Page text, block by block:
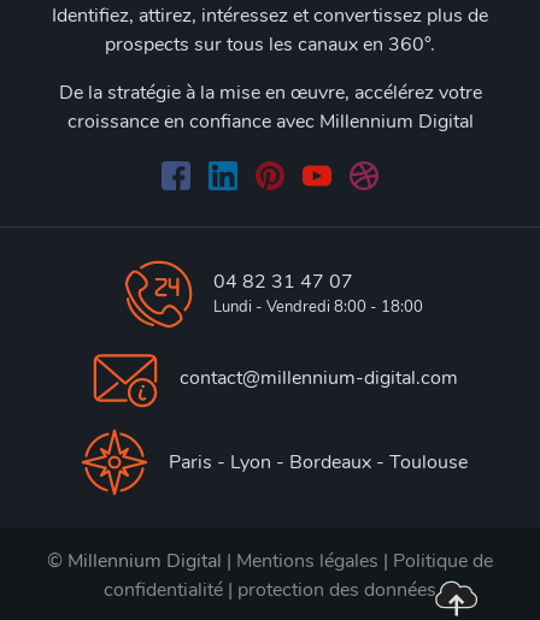
Identifiez, attirez, intéressez et convertissez plus de
prospects sur tous les canaux en 360°.
De la stratégie à la mise en œuvre, accélérez votre
croissance en confiance avec Millennium Digital
04 82 31 47 07
Lundi - Vendredi 8:00 - 18:00
contact@millennium-digital.com
Paris - Lyon - Bordeaux - Toulouse
© Millennium Digital | Mentions légales | Politique de
confidentialité | protection des données